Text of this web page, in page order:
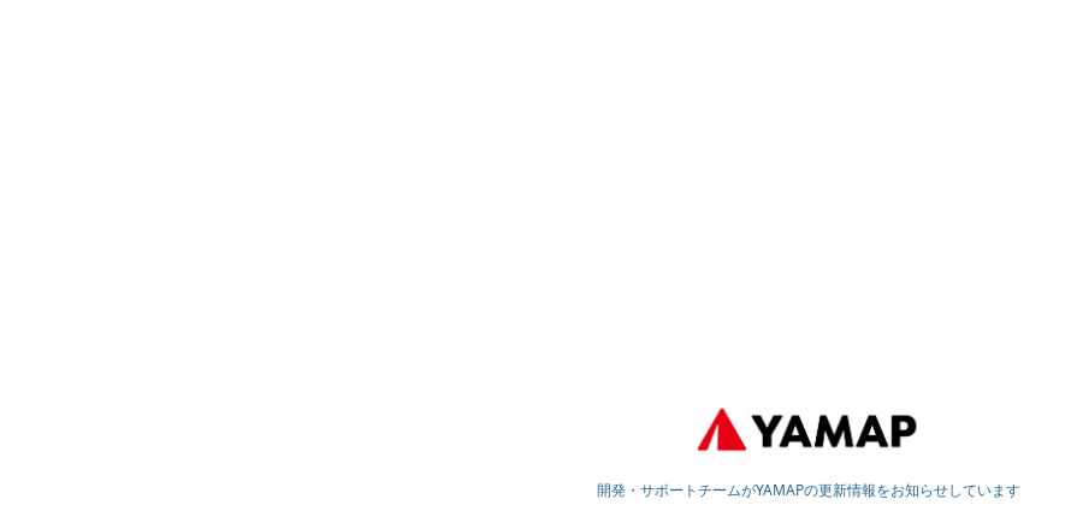
開発・サポートチームがYAMAPの更新情報をお知らせしています